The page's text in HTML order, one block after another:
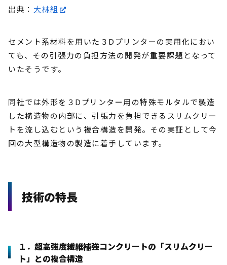
出典： 大林組
セメント系材料を用いた３Dプリンターの実用化におい
ても、その引張力の負担方法の開発が重要課題となって
いたそうです。
同社では外形を３Dプリンター用の特殊モルタルで製造
した構造物の内部に、引張力を負担できるスリムクリー
トを流し込むという複合構造を開発。その実証として今
回の大型構造物の製造に着手しています。
技術の特長
１．超高強度繊維補強コンクリートの「スリムクリー
ト」との複合構造